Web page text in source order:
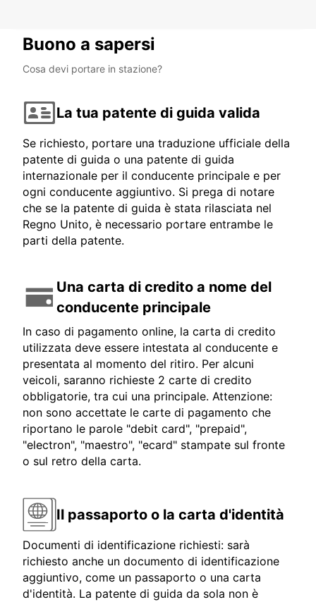
Buono a sapersi
Cosa devi portare in stazione?
La tua patente di guida valida
Se richiesto, portare una traduzione ufficiale della
patente di guida o una patente di guida
internazionale per il conducente principale e per
ogni conducente aggiuntivo. Si prega di notare
che se la patente di guida è stata rilasciata nel
Regno Unito, è necessario portare entrambe le
parti della patente.
Una carta di credito a nome del
conducente principale
In caso di pagamento online, la carta di credito
utilizzata deve essere intestata al conducente e
presentata al momento del ritiro. Per alcuni
veicoli, saranno richieste 2 carte di credito
obbligatorie, tra cui una principale. Attenzione:
non sono accettate le carte di pagamento che
riportano le parole "debit card", "prepaid",
"electron", "maestro", "ecard" stampate sul fronte
o sul retro della carta.
Il passaporto o la carta d'identità
Documenti di identificazione richiesti: sarà
richiesto anche un documento di identificazione
aggiuntivo, come un passaporto o una carta
d'identità. La patente di guida da sola non è